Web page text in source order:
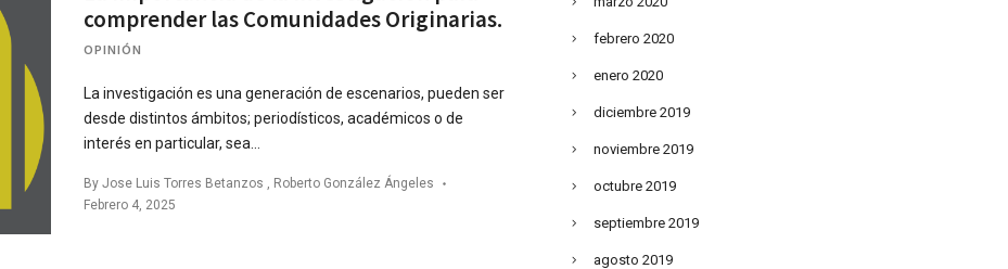
comprender las Comunidades Originarias.
OPINIÓN
La investigación es una generación de escenarios, pueden ser
desde distintos ámbitos; periodísticos, académicos o de
interés en particular, sea…
By Jose Luis Torres Betanzos , Roberto González Ángeles
Febrero 4, 2025
febrero 2020
enero 2020
diciembre 2019
noviembre 2019
octubre 2019
septiembre 2019
agosto 2019